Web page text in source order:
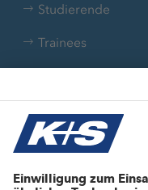
Studierende
Trainees
Aktuelle Themen
Stellenangebote